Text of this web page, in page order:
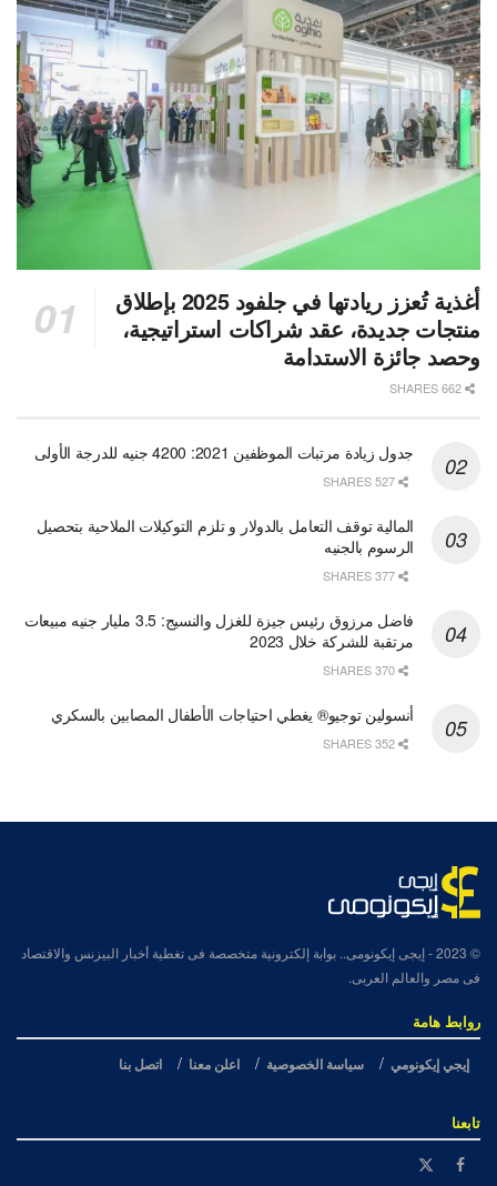
أغذية تُعزز ريادتها في جلفود 2025 بإطلاق
منتجات جديدة، عقد شراكات استراتيجية،
وحصد جائزة الاستدامة
جدول زيادة مرتبات الموظفين 2021: 4200 جنيه للدرجة الأولى
المالية توقف التعامل بالدولار و تلزم التوكيلات الملاحية بتحصيل
الرسوم بالجنيه
فاضل مرزوق رئيس جيزة للغزل والنسيج: 3.5 مليار جنيه مبيعات
مرتقبة للشركة خلال 2023
أنسولين توجيو® يغطي احتياجات الأطفال المصابين بالسكري
© 2023
- إيجى إيكونومى.. بوابة إلكترونية متخصصة فى تغطية أخبار البيزنس والاقتصاد
فى مصر والعالم العربى.
روابط هامة
إيجي إيكونومي سياسة الخصوصية اعلن معنا اتصل بنا
تابعنا